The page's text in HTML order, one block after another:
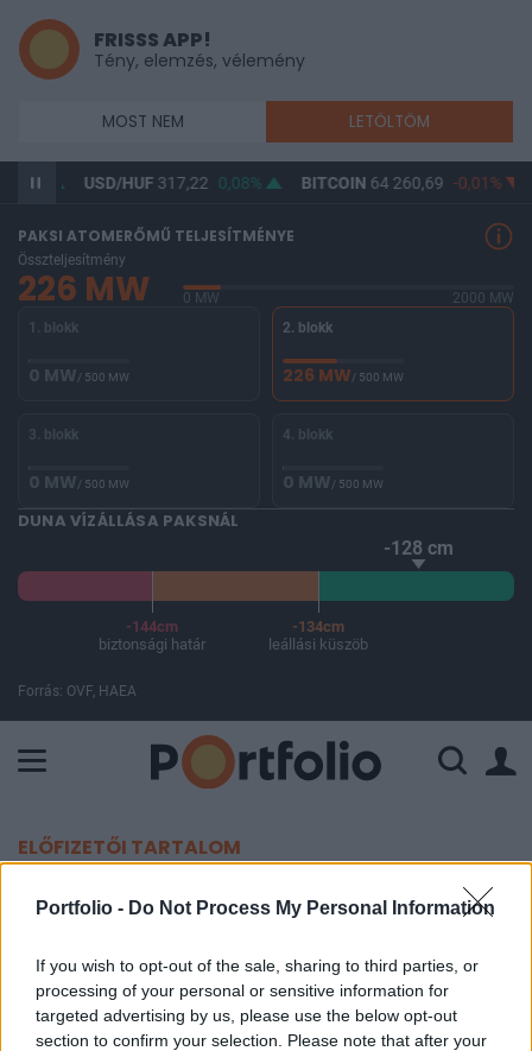
Portfolio - Do Not Process My Personal Information
If you wish to opt-out of the sale, sharing to third parties, or
processing of your personal or sensitive information for
targeted advertising by us, please use the below opt-out
section to confirm your selection. Please note that after your
FRISSS APP!
Tény, elemzés, vélemény
MOST NEM LETÖLTÖM
USD/HUF317,22 0,08% BITCOIN64 260,69 -0,01%
PAKSI ATOMERŐMŰ TELJESÍTMÉNYE
Összteljesítmény
226 MW 0 MW
2000 MW
1. blokk
0 MW/ 500 MW
2. blokk
226 MW/ 500 MW
3. blokk
0 MW/ 500 MW
4. blokk
0 MW/ 500 MW
DUNA VÍZÁLLÁSA PAKSNÁL
-128 cm
-144cm
biztonsági határ
-134cm
leállási küszöb
Forrás: OVF, HAEA
ELŐFIZETŐI TARTALOM
Quaestoros vagy? - Figyelj az
Portfolio
2016. május 03. 08:15